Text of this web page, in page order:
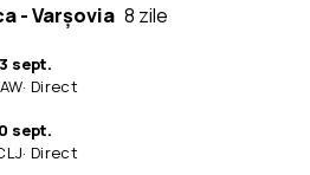
-Varşovia 8 zile
sept.
· Direct
sept.
· Direct